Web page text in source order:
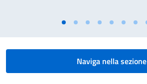
Naviga nella sezione